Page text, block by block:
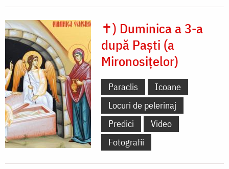
✝) Duminica a 3-a
după Paști (a
Mironosițelor)
Paraclis
Icoane
Locuri de pelerinaj
Predici
Video
Fotografii